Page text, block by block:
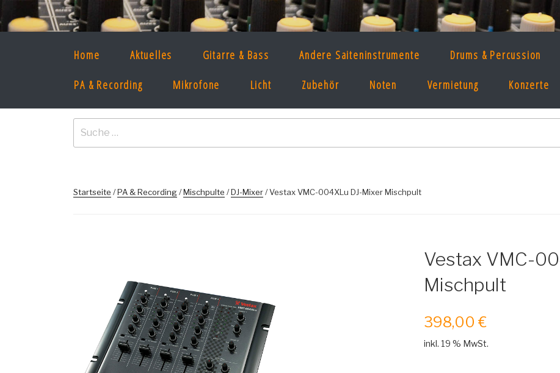
Inhalt
CONCERT IDEE MUSIKLADEN
Home Aktuelles Gitarre & Bass Andere Saiteninstrumente Drums & Percussion
PA & Recording Mikrofone Licht Zubehör Noten Vermietung Konzerte
nach:
Startseite /PA & Recording/Mischpulte /DJ-Mixer/ Vestax VMC-004XLu DJ-Mixer Mischpult
Vestax VMC-
Mischpult
398,00€
inkl. 19 % MwSt.